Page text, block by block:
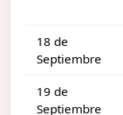
18 de
Septiembre
19 de
Septiembre